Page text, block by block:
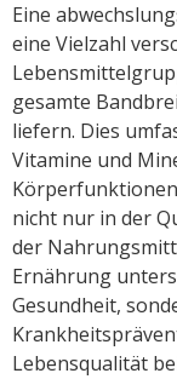
Eine
eine Vielzahl
gesamte
liefern. Dies
Vitamine und
nicht nur in der
der
Ernährung
Gesundheit,
Lebensqualität